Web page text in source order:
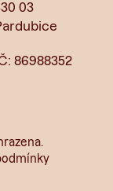
03
86988352